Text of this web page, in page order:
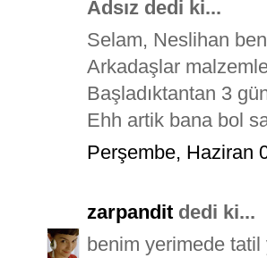
Adsız dedi ki...
Selam, Neslihan
Arkadaşlar
Başladıktantan 3
Ehh artik bana bol
Perşembe, Haziran
zarpandit dedi ki...
benim yerimede